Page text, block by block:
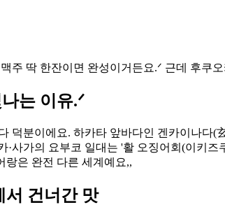
주 딱 한잔이면 완성이거든요.ᐟ 근데 후쿠
는 이유.ᐟ
덕분이에요. 하카타 앞바다인 겐카이나다
·사가의 요부코 일대는 '활 오징어회(이키
랑은 완전 다른 세계예요,,
서 건너간 맛